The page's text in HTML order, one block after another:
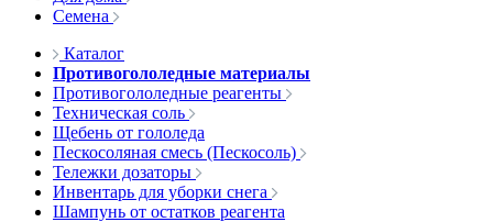
Семена
Каталог
Противогололедные материалы
Противогололедные реагенты
Техническая соль
Щебень от гололеда
Пескосоляная смесь (Пескосоль)
Тележки дозаторы
Инвентарь для уборки снега
Шампунь от остатков реагента